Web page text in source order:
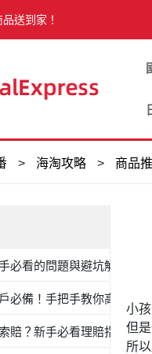
送到家！
> 海淘攻略 > 商品
必看的問題與避坑解答
必備！手把手教你高效退貨
賠？新手必看理賠指南
小
但
所